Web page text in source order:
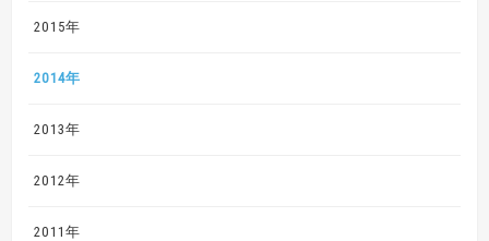
2015年
2014年
2013年
2012年
2011年